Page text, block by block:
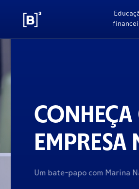
CONHEÇA
EMPRESA
Um bate-papo com Marina